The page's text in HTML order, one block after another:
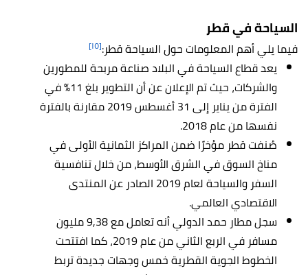
السياحة في قطر
فيما يلي أهم المعلومات حول السياحة قطر:[١٥]
يعد قطاع السياحة في البلاد صناعة مربحة للمطورين
والشركات، حيث تم الإعلان عن أن التطوير بلغ 11٪ في
الفترة من يناير إلى 31 أغسطس 2019 مقارنة بالفترة
نفسها من عام 2018.
صُنفت قطر مؤخرًا ضمن المراكز الثمانية الأولى في
مناخ السوق في الشرق الأوسط، من خلال تنافسية
السفر والسياحة لعام 2019 الصادر عن المنتدى
الاقتصادي العالمي.
سجل مطار حمد الدولي أنه تعامل مع 9,38 مليون
مسافر في الربع الثاني من عام 2019، كما افتتحت
الخطوط الجوية القطرية خمس وجهات جديدة تربط